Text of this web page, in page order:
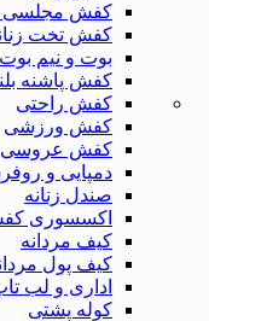
کفش مجلسی
کفش تخت
بوت و نیم بوت
کفش پاشنه
کفش راحتی
کفش ورزشی
کفش عروسی
دمپایی و
صندل زنانه
اکسسوری
کیف مردانه
کیف پول
اداری و لب
کوله پشتی